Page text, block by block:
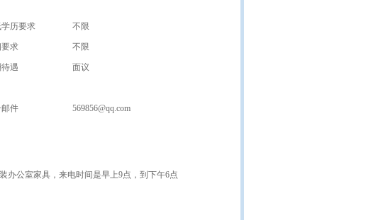
历要求 不限
求 不限
遇 面议
件 569856@qq.com
办公室家具，来电时间是早上9点，到下午6点